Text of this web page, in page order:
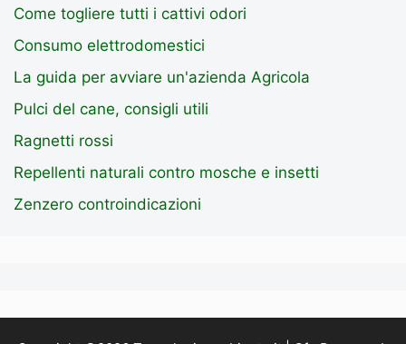
Come togliere tutti i cattivi odori
Consumo elettrodomestici
La guida per avviare un'azienda Agricola
Pulci del cane, consigli utili
Ragnetti rossi
Repellenti naturali contro mosche e insetti
Zenzero controindicazioni